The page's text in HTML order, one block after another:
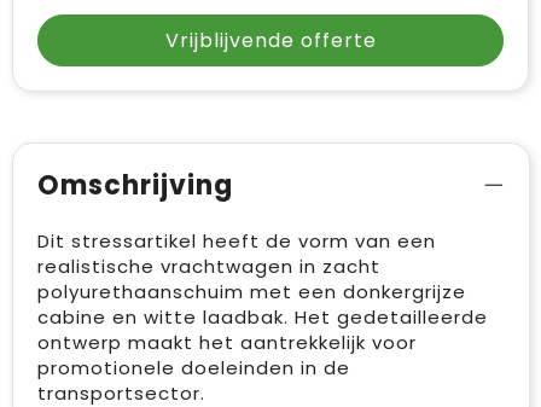
Vrijblijvende offerte
Omschrijving
Dit stressartikel heeft de vorm van een
realistische vrachtwagen in zacht
polyurethaanschuim met een donkergrijze
cabine en witte laadbak. Het gedetailleerde
ontwerp maakt het aantrekkelijk voor
promotionele doeleinden in de
transportsector.